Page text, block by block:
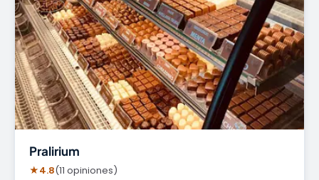
Pralirium
★4.8(11 opiniones)